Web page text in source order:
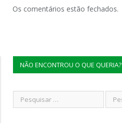
Os comentários estão fechados.
NÃO ENCONTROU O QUE QUERIA?